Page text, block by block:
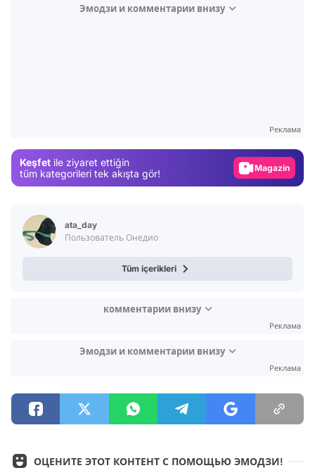
Эмодзи и комментарии внизу
Реклама
Keşfet ile ziyaret ettiğin
tüm kategorileri tek akışta gör!
Video
ata_day
Пользователь Онедио
Tüm içerikleri
комментарии внизу
Реклама
Эмодзи и комментарии внизу
Реклама
ОЦЕНИТЕ ЭТОТ КОНТЕНТ С ПОМОЩЬЮ ЭМОДЗИ!